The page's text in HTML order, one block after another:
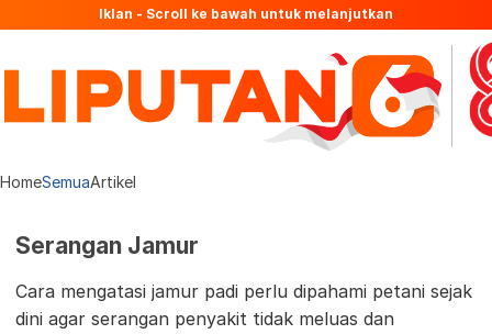
Iklan - Scroll ke bawah untuk melanjutkan
HomeSemuaArtikel
Serangan Jamur
Cara mengatasi jamur padi perlu dipahami petani sejak
dini agar serangan penyakit tidak meluas dan